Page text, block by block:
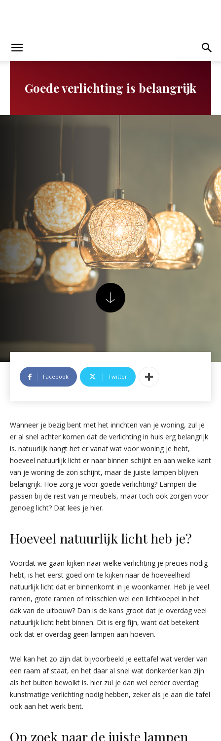
Goede verlichting is belangrijk
Facebook Twitter
Wanneer je bezig bent met het inrichten van je woning, zul je
er al snel achter komen dat de verlichting in huis erg belangrijk
is. natuurlijk hangt het er vanaf wat voor woning je hebt,
hoeveel natuurlijk licht er naar binnen schijnt en aan welke kant
van je woning de zon schijnt, maar de juiste lampen blijven
belangrijk. Hoe zorg je voor goede verlichting? Lampen die
passen bij de rest van je meubels, maar toch ook zorgen voor
genoeg licht? Dat lees je hier.
Hoeveel natuurlijk licht heb je?
Voordat we gaan kijken naar welke verlichting je precies nodig
hebt, is het eerst goed om te kijken naar de hoeveelheid
natuurlijk licht dat er binnenkomt in je woonkamer. Heb je veel
ramen, grote ramen of misschien wel een lichtkoepel in het
dak van de uitbouw? Dan is de kans groot dat je overdag veel
natuurlijk licht hebt binnen. Dit is erg fijn, want dat betekent
ook dat er overdag geen lampen aan hoeven.
Wel kan het zo zijn dat bijvoorbeeld je eettafel wat verder van
een raam af staat, en het daar al snel wat donkerder kan zijn
als het buiten bewolkt is. hier zul je dan wel eerder overdag
kunstmatige verlichting nodig hebben, zeker als je aan die tafel
ook aan het werk bent.
Op zoek naar de juiste lampen